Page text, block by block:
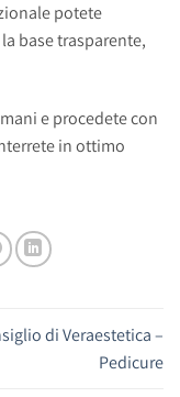
potete
base trasparente,
e procedete con
in ottimo
di Veraestetica –
Pedicure